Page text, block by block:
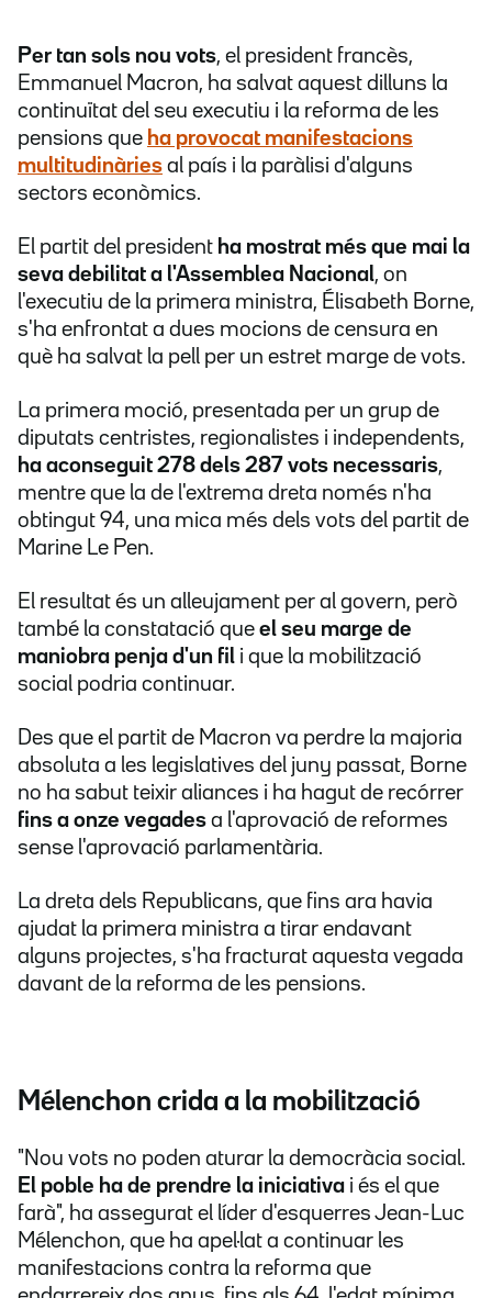
Per tan sols nou vots, el president francès,
Emmanuel Macron, ha salvat aquest dilluns la
continuïtat del seu executiu i la reforma de les
pensions que ha provocat manifestacions
multitudinàries al país i la paràlisi d'alguns
sectors econòmics.
El partit del president ha mostrat més que mai la
seva debilitat a l'Assemblea Nacional, on
l'executiu de la primera ministra, Élisabeth Borne,
s'ha enfrontat a dues mocions de censura en
què ha salvat la pell per un estret marge de vots.
La primera moció, presentada per un grup de
diputats centristes, regionalistes i independents,
ha aconseguit 278 dels 287 vots necessaris,
mentre que la de l'extrema dreta només n'ha
obtingut 94, una mica més dels vots del partit de
Marine Le Pen.
El resultat és un alleujament per al govern, però
també la constatació que el seu marge de
maniobra penja d'un fil i que la mobilització
social podria continuar.
Des que el partit de Macron va perdre la majoria
absoluta a les legislatives del juny passat, Borne
no ha sabut teixir aliances i ha hagut de recórrer
fins a onze vegades a l'aprovació de reformes
sense l'aprovació parlamentària.
La dreta dels Republicans, que fins ara havia
ajudat la primera ministra a tirar endavant
alguns projectes, s'ha fracturat aquesta vegada
davant de la reforma de les pensions.
Mélenchon crida a la mobilització
"Nou vots no poden aturar la democràcia social.
El poble ha de prendre la iniciativa i és el que
farà", ha assegurat el líder d'esquerres Jean-Luc
Mélenchon, que ha apel·lat a continuar les
manifestacions contra la reforma que